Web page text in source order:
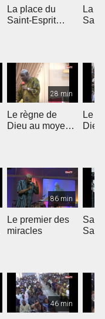
La place du
Saint-Esprit
La
28 min
Le règne de
Dieu au moyen
Le
Dieu
86 min
Le premier des
miracles
46 min